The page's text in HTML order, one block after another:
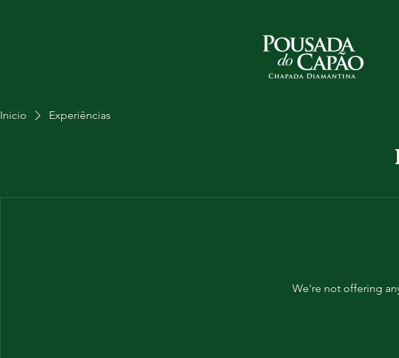
Inicio Experiências
We're not offering